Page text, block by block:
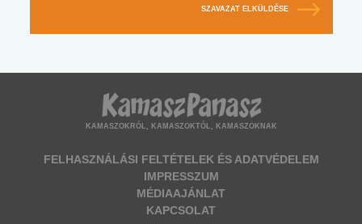
SZAVAZAT ELKÜLDÉSE
KAMASZOKRÓL, KAMASZOKTÓL, KAMASZOKNAK
FELHASZNÁLÁSI FELTÉTELEK ÉS ADATVÉDELEM
IMPRESSZUM
MÉDIAAJÁNLAT
KAPCSOLAT